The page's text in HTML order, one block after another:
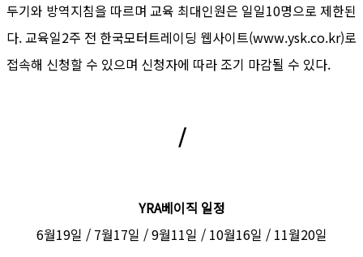
두기와 방역지침을 따르며 교육 최대인원은 일일10명으로 제한된
다. 교육일2주 전 한국모터트레이딩 웹사이트(www.ysk.co.kr)로
접속해 신청할 수 있으며 신청자에 따라 조기 마감될 수 있다.
/
YRA베이직 일정
6월19일 / 7월17일 / 9월11일 / 10월16일 / 11월20일